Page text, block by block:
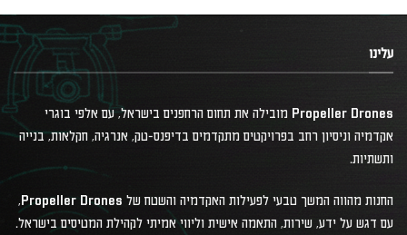
עלינו
Propeller Drones מובילה את תחום הרחפנים בישראל, עם אלפי בוגרי
אקדמיה וניסיון רחב בפרויקטים מתקדמים בדיפנס-טק, אנרגיה, חקלאות, בנייה
ותשתיות.
החנות מהווה המשך טבעי לפעילות האקדמיה והשטח של Propeller Drones,
עם דגש על ידע, שירות, התאמה אישית וליווי אמיתי לקהילת המטיסים בישראל.